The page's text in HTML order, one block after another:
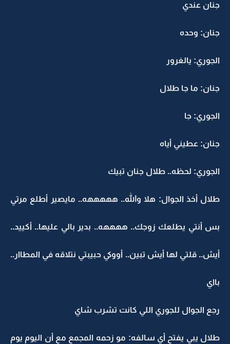
جنان عندي
جنان: وحده
الجوري: يالغرور
جنان: ما جا طلال
الجوري: جا
جنان: عطيني أياه
الجوري: لحظه.. طلال جنان تبيك
طلال أخذ الجوال: هلا والله.. هههههه.. مايصير أطلع مرتي
بس أنتي يطلعك زوجك.. ههههه.. بدير بالي عليها.. أكييد..
أيش.. قلتي لها أيش تبين.. أووكي حبيبتي نتلاقه في المطاار..
بااي
رجع الجوال للجوري اللي كانت تشرب شاي
طلال يبي يفتح أي سالفه: مو زحمه المجمع مع أن اليوم يوم